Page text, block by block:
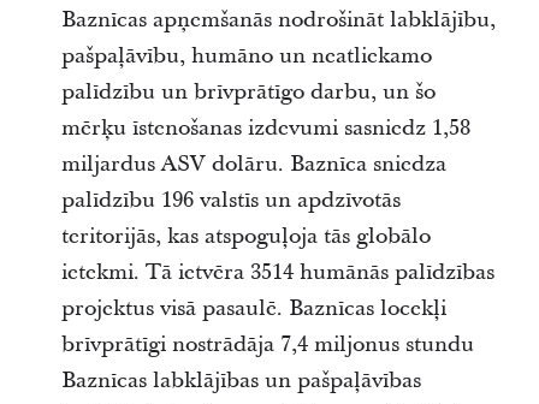
Baznīcas apņemšanās nodrošināt labklājību,
pašpaļāvību, humāno un neatliekamo
palīdzību un brīvprātīgo darbu, un šo
mērķu īstenošanas izdevumi sasniedz 1,58
miljardus ASV dolāru. Baznīca sniedza
palīdzību 196 valstīs un apdzīvotās
teritorijās, kas atspoguļoja tās globālo
ietekmi. Tā ietvēra 3514 humānās palīdzības
projektus visā pasaulē. Baznīcas locekļi
brīvprātīgi nostrādāja 7,4 miljonus stundu
Baznīcas labklājības un pašpaļāvības